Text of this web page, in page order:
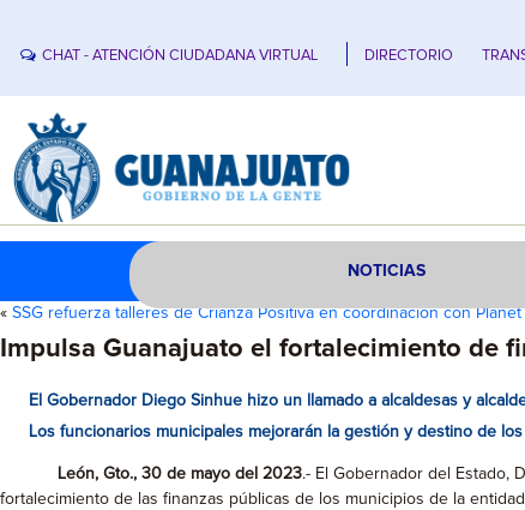
CHAT - ATENCIÓN CIUDADANA VIRTUAL DIRECTORIO
NOTICIAS
« SSG refuerza talleres de Crianza Positiva en coordinación con Planet
Impulsa Guanajuato el fortalecimiento de
El Gobernador Diego Sinhue hizo un llamado a alcaldesas y
Los funcionarios municipales mejorarán la gestión y destino de
León, Gto., 30 de mayo del 2023.- El Gobernador del Estado,
fortalecimiento de las finanzas públicas de los municipios de la